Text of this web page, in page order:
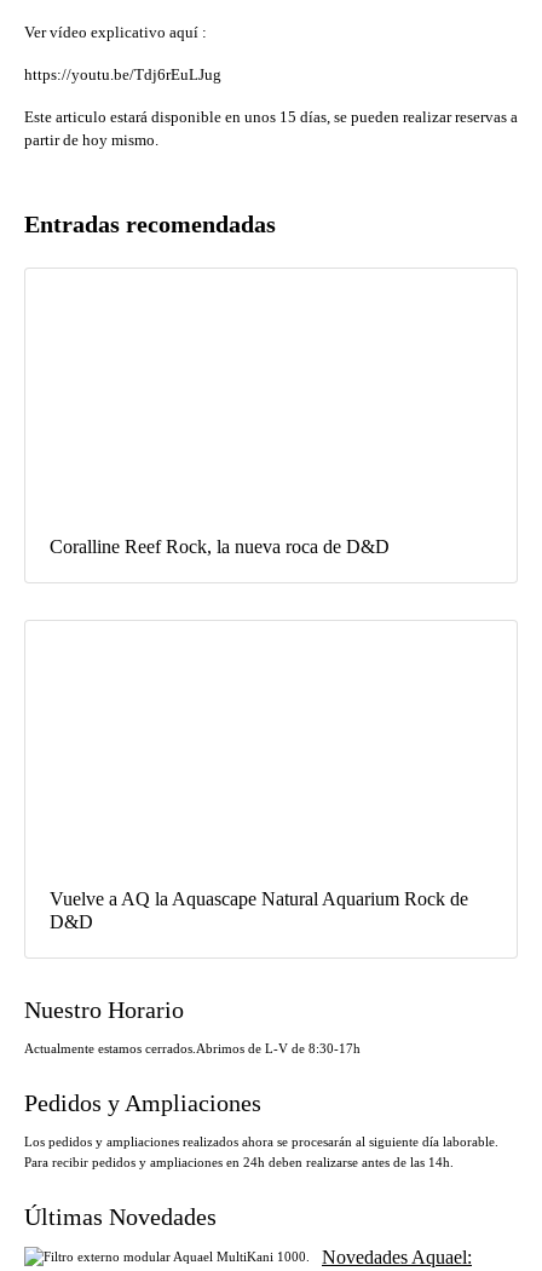
Ver vídeo explicativo aquí :
https://youtu.be/Tdj6rEuLJug
Este articulo estará disponible en unos 15 días, se pueden realizar reservas a
partir de hoy mismo.
Entradas recomendadas
Coralline Reef Rock, la nueva roca de D&D
Vuelve a AQ la Aquascape Natural Aquarium Rock de
D&D
Nuestro Horario
Actualmente estamos cerrados. Abrimos de L-V de 8:30-17h
Pedidos y Ampliaciones
Los pedidos y ampliaciones realizados ahora se procesarán al siguiente día laborable.
Para recibir pedidos y ampliaciones en 24h deben realizarse antes de las 14h.
Últimas Novedades
Novedades Aquael: